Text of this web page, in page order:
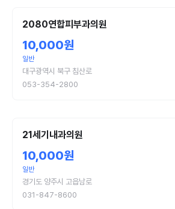
2080연합피부과의원
10,000원
일반
대구광역시 북구 침산로
053-354-2800
21세기내과의원
10,000원
일반
경기도 양주시 고읍남로
031-847-8600